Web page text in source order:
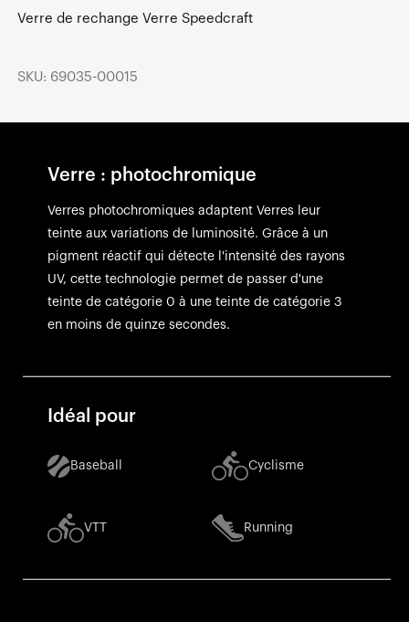
Verre de rechange Verre Speedcraft
SKU: 69035-00015
Verre : photochromique
Verres photochromiques adaptent Verres leur
teinte aux variations de luminosité. Grâce à un
pigment réactif qui détecte l'intensité des rayons
UV, cette technologie permet de passer d'une
teinte de catégorie 0 à une teinte de catégorie 3
en moins de quinze secondes.
Idéal pour
Baseball Cyclisme
VTT Running